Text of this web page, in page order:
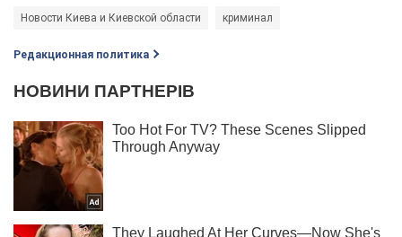
Новости Киева и Киевской области криминал
Редакционная политика